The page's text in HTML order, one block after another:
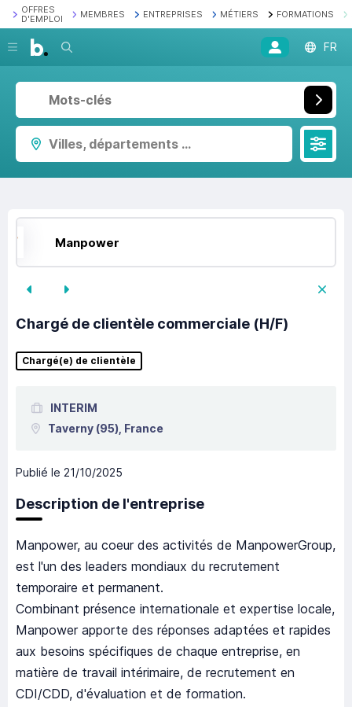
OFFRES
D'EMPLOI
MEMBRES ENTREPRISES MÉTIERS FORMATIONS
Recherche FR
Villes, départements ...
Manpower
Chargé de clientèle commerciale (H/F)
Chargé(e) de clientèle
INTERIM
Taverny (95), France
Publié le 21/10/2025
Description de l'entreprise
Manpower, au coeur des activités de ManpowerGroup,
est l'un des leaders mondiaux du recrutement
temporaire et permanent.
Combinant présence internationale et expertise locale,
Manpower apporte des réponses adaptées et rapides
aux besoins spécifiques de chaque entreprise, en
matière de travail intérimaire, de recrutement en
CDI/CDD, d'évaluation et de formation.